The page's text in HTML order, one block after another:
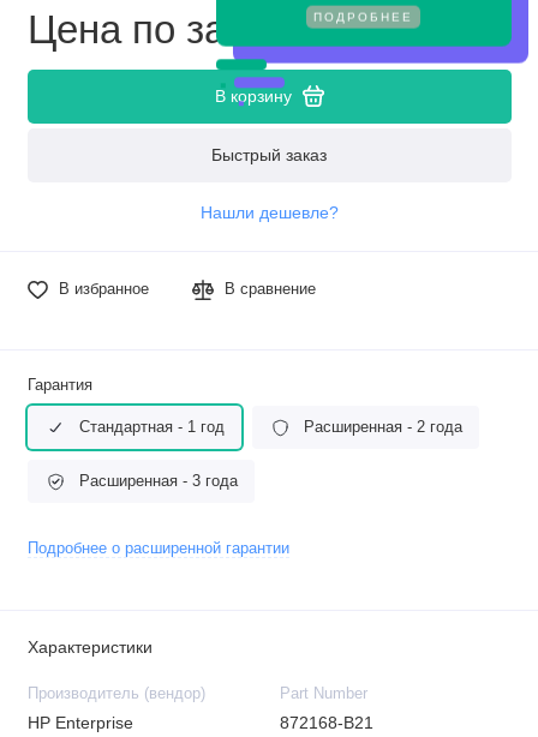
ПОДРОБНЕЕ
Цена по запросу
В корзину
Быстрый заказ
Нашли дешевле?
В избранное В сравнение
Гарантия
Стандартная - 1 год Расширенная - 2 года
Расширенная - 3 года
Подробнее о расширенной гарантии
Характеристики
Производитель (вендор)
HP Enterprise
Part Number
872168-B21